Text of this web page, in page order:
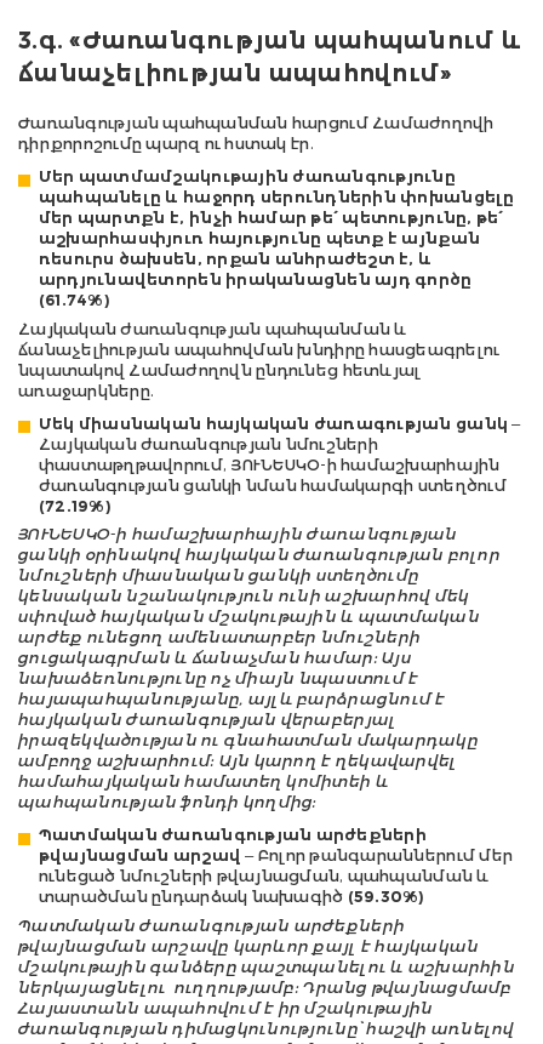
3.գ. «Ժառանգության պահպանում և
ճանաչելիության ապահովում»
Ժառանգության պահպանման հարցում Համաժողովի
դիրքորոշումը պարզ ու հստակ էր.
Մեր պատմամշակութային ժառանգությունը
պահպանելը և հաջորդ սերունդներին փոխանցելը
մեր պարտքն է, ինչի համար թե՛ պետությունը, թե՛
աշխարհասփյուռ հայությունը պետք է այնքան
ռեսուրս ծախսեն, որքան անհրաժեշտ է, և
արդյունավետորեն իրականացնեն այդ գործը
(61.74%)
Հայկական ժառանգության պահպանման և
ճանաչելիության ապահովման խնդիրը հասցեագրելու
նպատակով Համաժողովն ընդունեց հետևյալ
առաջարկները.
Մեկ միասնական հայկական ժառագության ցանկ–
Հայկական ժառանգության նմուշների
փաստաթղթավորում, ՅՈՒՆԵՍԿՕ-ի համաշխարհային
ժառանգության ցանկի նման համակարգի ստեղծում
(72.19%)
ՅՈՒՆԵՍԿՕ-ի համաշխարհային ժառանգության
ցանկի օրինակով հայկական ժառանգության բոլոր
նմուշների միասնական ցանկի ստեղծումը
կենսական նշանակություն ունի աշխարհով մեկ
սփռված հայկական մշակութային և պատմական
արժեք ունեցող ամենատարբեր նմուշների
ցուցակագրման և ճանաչման համար: Այս
նախաձեռնությունը ոչ միայն նպաստում է
հայապահպանությանը, այլև բարձրացնում է
հայկական ժառանգության վերաբերյալ
իրազեկվածության ու գնահատման մակարդակը
ամբողջ աշխարհում: Այն կարող է ղեկավարվել
համահայկական համատեղ կոմիտեի և
պահպանության ֆոնդի կողմից:
Պատմական ժառանգության արժեքների
թվայնացման արշավ– Բոլոր թանգարաններում մեր
ունեցած նմուշների թվայնացման, պահպանման և
տարածման ընդարձակ նախագիծ (59.30%)
Պատմական ժառանգության արժեքների
թվայնացման արշավը կարևոր քայլ է հայկական
մշակութային գանձերը պաշտպանելու և աշխարհին
ներկայացնելու ուղղությամբ: Դրանց թվայնացմամբ
Հայաստանն ապահովում է իր մշակութային
ժառանգության դիմացկունությունը՝ հաշվի առնելով